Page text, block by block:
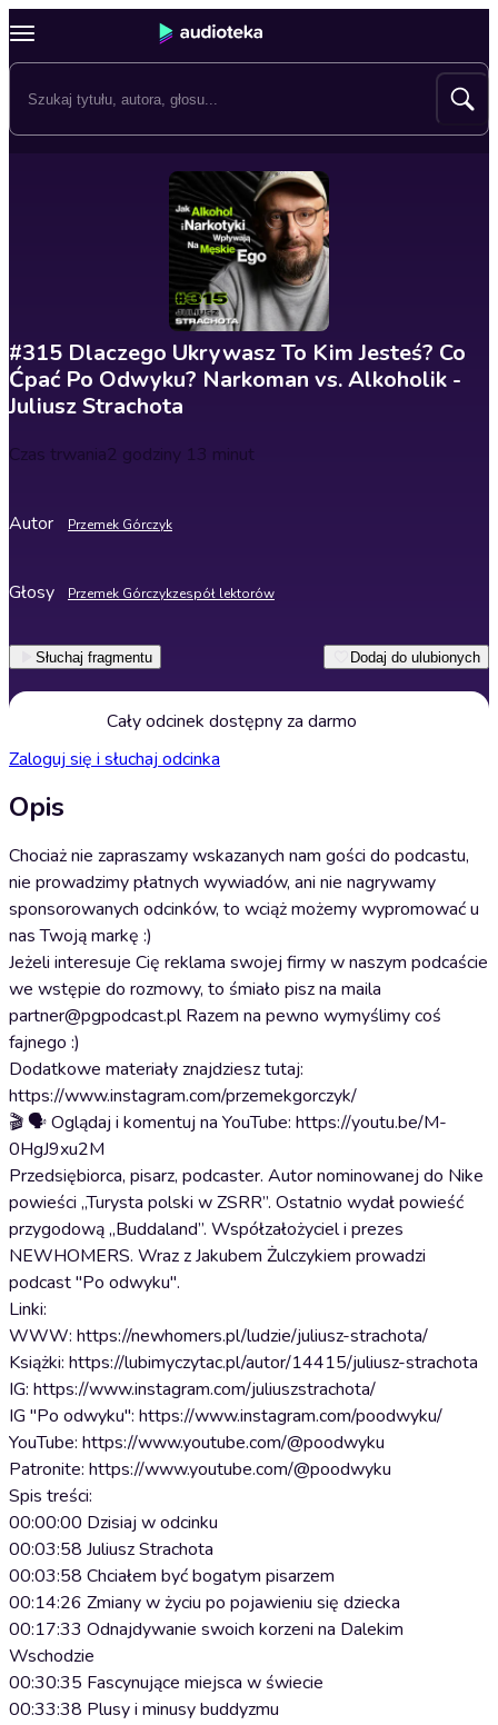
#315 Dlaczego Ukrywasz To Kim Jesteś? Co
Ćpać Po Odwyku? Narkoman vs. Alkoholik -
Juliusz Strachota
Czas trwania2 godziny 13 minut
Autor Przemek Górczyk
Głosy Przemek Górczykzespół lektorów
Słuchaj fragmentu Dodaj do ulubionych
Cały odcinek dostępny za darmo
Zaloguj się i słuchaj odcinka
Opis
Chociaż nie zapraszamy wskazanych nam gości do podcastu,
nie prowadzimy płatnych wywiadów, ani nie nagrywamy
sponsorowanych odcinków, to wciąż możemy wypromować u
nas Twoją markę :)
Jeżeli interesuje Cię reklama swojej firmy w naszym podcaście
we wstępie do rozmowy, to śmiało pisz na maila
partner@pgpodcast.pl Razem na pewno wymyślimy coś
fajnego :)
Dodatkowe materiały znajdziesz tutaj:
https://www.instagram.com/przemekgorczyk/
🎬 🗣️ Oglądaj i komentuj na YouTube: https://youtu.be/M-
0HgJ9xu2M
Przedsiębiorca, pisarz, podcaster. Autor nominowanej do Nike
powieści „Turysta polski w ZSRR”. Ostatnio wydał powieść
przygodową „Buddaland”. Współzałożyciel i prezes
NEWHOMERS. Wraz z Jakubem Żulczykiem prowadzi
podcast "Po odwyku".
Linki:
WWW: https://newhomers.pl/ludzie/juliusz-strachota/
Książki: https://lubimyczytac.pl/autor/14415/juliusz-strachota
IG: https://www.instagram.com/juliuszstrachota/
IG "Po odwyku": https://www.instagram.com/poodwyku/
YouTube: https://www.youtube.com/@poodwyku
Patronite: https://www.youtube.com/@poodwyku
Spis treści:
00:00:00 Dzisiaj w odcinku
00:03:58 Juliusz Strachota
00:03:58 Chciałem być bogatym pisarzem
00:14:26 Zmiany w życiu po pojawieniu się dziecka
00:17:33 Odnajdywanie swoich korzeni na Dalekim
Wschodzie
00:30:35 Fascynujące miejsca w świecie
00:33:38 Plusy i minusy buddyzmu